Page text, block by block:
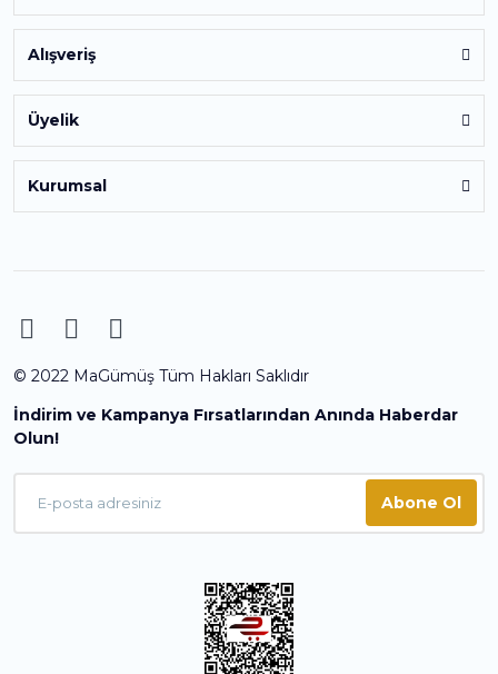
Alışveriş
Üyelik
Kurumsal
© 2022 MaGümüş Tüm Hakları Saklıdır
İndirim ve Kampanya Fırsatlarından Anında Haberdar
Olun!
Abone Ol